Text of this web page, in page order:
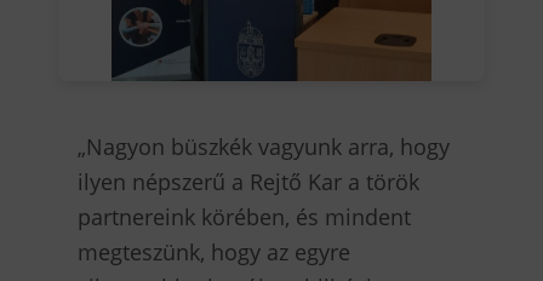
„Nagyon büszkék vagyunk arra, hogy
ilyen népszerű a Rejtő Kar a török
partnereink körében, és mindent
megteszünk, hogy az egyre